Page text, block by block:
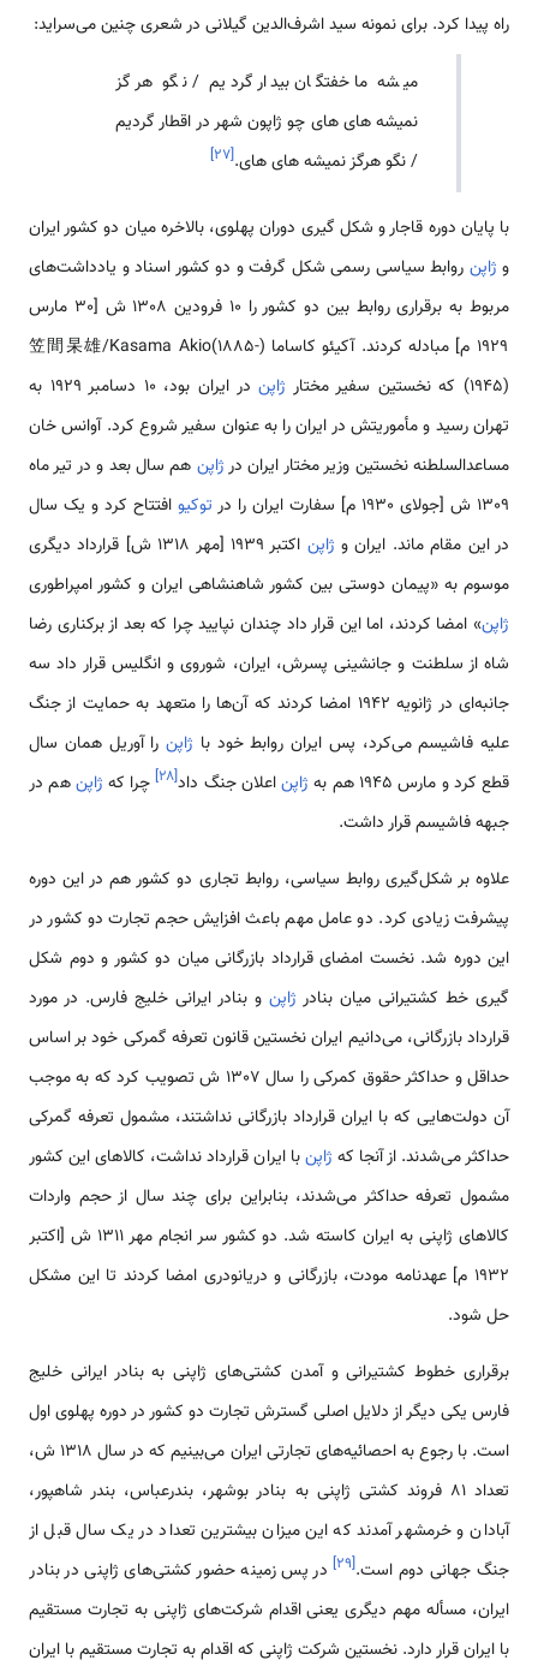
راه پیدا کرد. برای نمونه سید اشرف‌الدین گیلانی در شعری چنین می‌سراید:
میشه ما خفتگان بیدار گردیم / نگو هر گز
نمیشه های های چو ژاپون شهر در اقطار گردیم
/ نگو هرگز نمیشه های های.[۲۷]
با پایان دوره قاجار و شکل گیری دوران پهلوی، بالاخره میان دو کشور ایران
و ژاپن روابط سیاسی رسمی شکل گرفت و دو کشور اسناد و یادداشت‌های
مربوط به برقراری روابط بین دو کشور را 10 فرودین 1308 ش [30 مارس
1929 م] مبادله کردند. آکیئو کاساما (笠間杲雄/Kasama Akio(1885-
1945)) که نخستین سفیر مختار
ژاپن
در ایران بود، 10 دسامبر 1929 به
تهران رسید و مأموریتش در ایران را به عنوان سفیر شروع کرد. آوانس خان
مساعدالسلطنه نخستین وزیر مختار ایران درژاپن هم سال بعد و در تیر ماه
1309 ش [جولای 1930 م] سفارت ایران را در
توکیو افتتاح کرد و یک سال
در این مقام ماند. ایران و ژاپن
اکتبر 1939 [مهر 1318 ش] قرارداد دیگری
موسوم به «پیمان دوستی بین کشور شاهنشاهی ایران و کشور امپراطوری
ژاپن» امضا کردند، اما این قرار داد چندان نپایید چرا که بعد از برکناری رضا
شاه از سلطنت و جانشینی پسرش، ایران، شوروی و انگلیس قرار داد سه
جانبه‌ای در ژانویه 1942 امضا کردند که آن‌ها را متعهد به حمایت از جنگ
علیه فاشیسم می‌کرد، پس ایران روابط خود با ژاپن را آوریل همان سال
قطع کرد و مارس 1945 هم به
ژاپناعلان جنگ داد[۲۸]چرا که ژاپنهم در
جبهه فاشیسم قرار داشت.
علاوه بر شکل‌گیری روابط سیاسی، روابط تجاری دو کشور هم در این دوره
پیشرفت زیادی کرد. دو عامل مهم باعث افزایش حجم تجارت دو کشور در
این دوره شد. نخست امضای قرارداد بازرگانی میان دو کشور و دوم شکل
گیری خط کشتیرانی میان بنادر ژاپن و بنادر ایرانی خلیج فارس. در مورد
قرارداد بازرگانی، می‌دانیم ایران نخستین قانون تعرفه گمرکی خود بر اساس
حداقل و حداکثر حقوق کمرکی را سال 1307 ش تصویب کرد که به موجب
آن دولت‌هایی که با ایران قرارداد بازرگانی نداشتند، مشمول تعرفه گمرکی
حداکثر می‌شدند. از آنجا که ژاپنبا ایران قرارداد نداشت، کالاهای این کشور
مشمول تعرفه حداکثر می‌شدند، بنابراین برای چند سال از حجم واردات
کالاهای ژاپنی به ایران کاسته شد. دو کشور سر انجام مهر 1311 ش [اکتبر
1932 م] عهدنامه مودت، بازرگانی و دریانودری امضا کردند تا این مشکل
حل شود.
برقراری خطوط کشتیرانی و آمدن کشتی‌های ژاپنی به بنادر ایرانی خلیج
فارس یکی دیگر از دلایل اصلی گسترش تجارت دو کشور در دوره پهلوی اول
است. با رجوع به احصائیه‌های تجارتی ایران می‌بینیم که در سال 1318 ش،
تعداد 81 فروند کشتی ژاپنی به بنادر بوشهر، بندرعباس، بندر شاهپور،
آبادان و خرمشهر آمدند که این میزان بیشترین تعداد در یک سال قبل از
جنگ جهانی دوم است.[۲۹] در پس زمینه حضور کشتی‌های ژاپنی در بنادر
ایران، مسأله مهم دیگری یعنی اقدام شرکت‌های ژاپنی به تجارت مستقیم
با ایران قرار دارد. نخستین شرکت ژاپنی که اقدام به تجارت مستقیم با ایران